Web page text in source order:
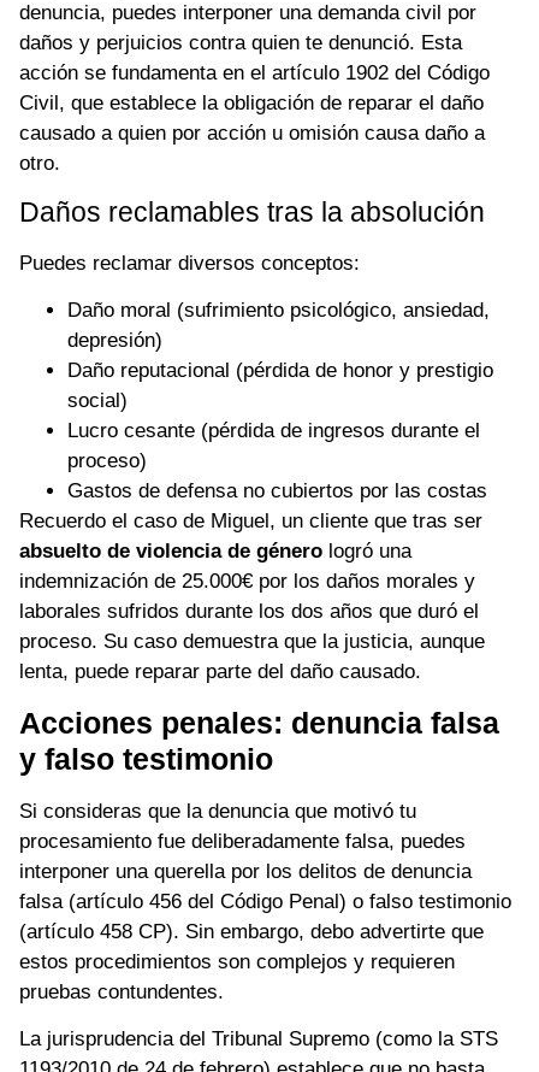
denuncia, puedes interponer una demanda civil por
daños y perjuicios contra quien te denunció. Esta
acción se fundamenta en el artículo 1902 del Código
Civil, que establece la obligación de reparar el daño
causado a quien por acción u omisión causa daño a
otro.
Daños reclamables tras la absolución
Puedes reclamar diversos conceptos:
Daño moral (sufrimiento psicológico, ansiedad,
depresión)
Daño reputacional (pérdida de honor y prestigio
social)
Lucro cesante (pérdida de ingresos durante el
proceso)
Gastos de defensa no cubiertos por las costas
Recuerdo el caso de Miguel, un cliente que tras ser
absuelto de violencia de género logró una
indemnización de 25.000€ por los daños morales y
laborales sufridos durante los dos años que duró el
proceso. Su caso demuestra que la justicia, aunque
lenta, puede reparar parte del daño causado.
Acciones penales: denuncia falsa
y falso testimonio
Si consideras que la denuncia que motivó tu
procesamiento fue deliberadamente falsa, puedes
interponer una querella por los delitos de denuncia
falsa (artículo 456 del Código Penal) o falso testimonio
(artículo 458 CP). Sin embargo, debo advertirte que
estos procedimientos son complejos y requieren
pruebas contundentes.
La jurisprudencia del Tribunal Supremo (como la STS